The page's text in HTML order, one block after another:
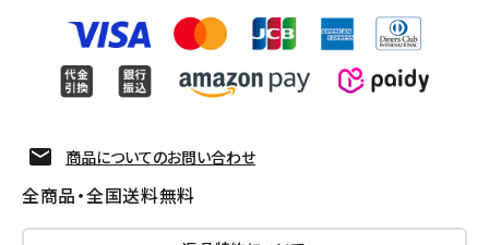
商品についてのお問い合わせ
全商品・全国送料無料